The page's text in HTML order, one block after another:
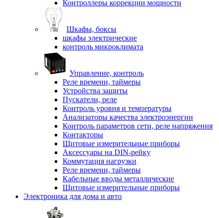
Контроллеры коррекции мощности
Шкафы, боксы
шкафы электрические
контроль микроклимата
Управление, контроль
Реле времени, таймеры
Устройства защиты
Пускатели, реле
Контроль уровня и температуры
Анализаторы качества электроэнергии
Контроль параметров сети, реле напряжения
Контакторы
Щитовые измерительные приборы
Аксессуары на DIN-рейку
Коммутация нагрузки
Реле времени, таймеры
Кабельные вводы металлические
Щитовые измерительные приборы
Электроника для дома и авто